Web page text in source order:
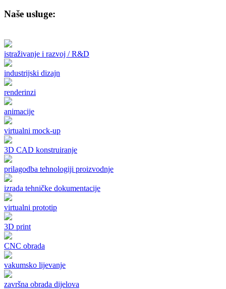
Naše usluge:
istraživanje i razvoj / R&D
industrijski dizajn
renderinzi
animacije
virtualni mock-up
3D CAD konstruiranje
prilagodba tehnologiji proizvodnje
izrada tehničke dokumentacije
virtualni prototip
3D print
CNC obrada
vakumsko lijevanje
završna obrada dijelova